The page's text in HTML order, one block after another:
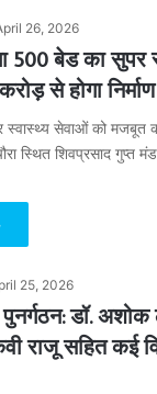
26, 2026
500 बेड का सुपर
से होगा निर्माण
स्वास्थ्य सेवाओं को मजबूत
स्थित शिवप्रसाद गुप्त
25, 2026
डॉ. अशोक
राजू सहित कई